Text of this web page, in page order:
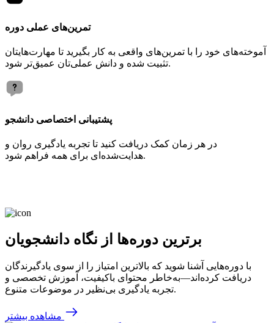
تمرین‌های عملی دوره
آموخته‌های خود را با تمرین‌های واقعی به کار بگیرید تا مهارت‌هایتان
تثبیت شده و دانش عملی‌تان عمیق‌تر شود.
پشتیبانی اختصاصی دانشجو
در هر زمان کمک دریافت کنید تا تجربه یادگیری روان و
هدایت‌شده‌ای برای همه فراهم شود.
برترین دوره‌ها از نگاه دانشجویان
با دوره‌هایی آشنا شوید که بالاترین امتیاز را از سوی یادگیرندگان
دریافت کرده‌اند—به‌خاطر محتوای باکیفیت، آموزش تخصصی و
تجربه یادگیری بی‌نظیر در موضوعات متنوع.
مشاهده بیشتر